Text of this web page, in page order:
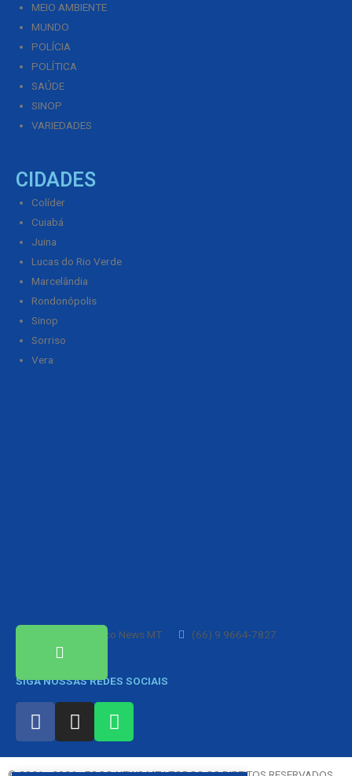
MEIO AMBIENTE
MUNDO
POLÍCIA
POLÍTICA
SAÚDE
SINOP
VARIEDADES
CIDADES
Colíder
Cuiabá
Juina
Lucas do Rio Verde
Marcelândia
Rondonópolis
Sinop
Sorriso
Vera
Foco News MT (66) 9.9664-7827
SIGA NOSSAS REDES SOCIAIS